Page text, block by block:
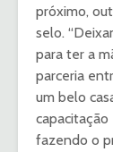
próximo,
selo.
para ter a
parceria
um belo
fazendo o